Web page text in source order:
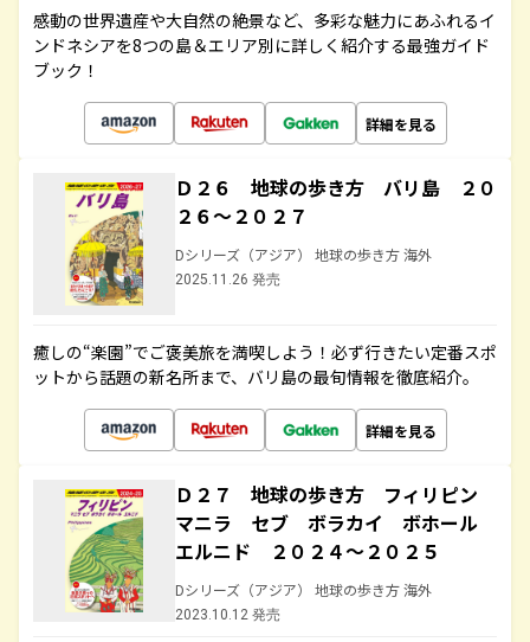
感動の世界遺産や大自然の絶景など、多彩な魅力にあふれるイ
ンドネシアを8つの島＆エリア別に詳しく紹介する最強ガイド
ブック！
詳細を見る
Ｄ２６ 地球の歩き方 バリ島 ２０
２６～２０２７
Dシリーズ（アジア） 地球の歩き方 海外
2025.11.26 発売
癒しの“楽園”でご褒美旅を満喫しよう！必ず行きたい定番スポ
ットから話題の新名所まで、バリ島の最旬情報を徹底紹介。
詳細を見る
Ｄ２７ 地球の歩き方 フィリピン
マニラ セブ ボラカイ ボホール
エルニド ２０２４～２０２５
Dシリーズ（アジア） 地球の歩き方 海外
2023.10.12 発売